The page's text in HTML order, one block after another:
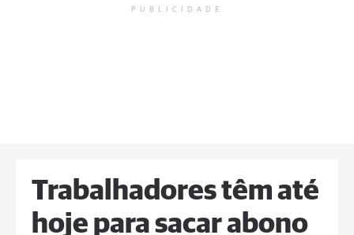
PUBLICIDADE
Trabalhadores têm até
hoje para sacar abono